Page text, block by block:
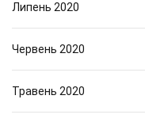
Липень 2020
Червень 2020
Травень 2020